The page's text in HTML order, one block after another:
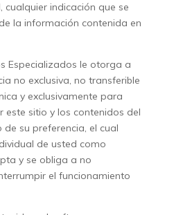
indicación que se
la información contenida en
Especializados le otorga a
no exclusiva, no transferible
y exclusivamente para
este sitio y los contenidos del
su preferencia, el cual
de usted como
y se obliga a no
el funcionamiento